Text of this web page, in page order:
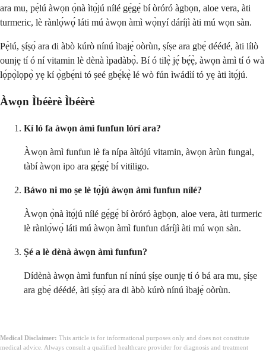
ara mu, pẹ̀lú àwọn ọ̀nà ìtọ́jú nílé gẹ́gẹ́ bí òróró àgbọn, aloe vera, àti
turmeric, lè rànlọ́wọ́ láti mú àwọn àmì wọ̀nyí dáríjì àti mú wọn sàn.
Pẹ̀lú, ṣíṣọ́ ara di àbò kúrò nínú ìbajẹ́ oòrùn, ṣíṣe ara gbẹ́ déédé, àti lílò
ounjẹ tí ó ní vitamin lè dènà ìpadàbọ̀. Bí ó tilẹ̀ jẹ́ bẹ́ẹ̀, àwọn àmì tí ó wà
lọ́pọ̀lọpọ̀ yẹ kí ọ̀gbẹ́ni tó ṣeé gbẹ́kẹ̀ lé wò fún ìwádìí tó yẹ àti ìtọ́jú.
Àwọn Ìbéèrè Ìbéèrè
Kí ló fa àwọn àmì funfun lórí ara?
Àwọn àmì funfun lè fa nípa àìtójú vitamin, àwọn àrùn fungal,
tàbí àwọn ipo ara gẹ́gẹ́ bí vitiligo.
Báwo ni mo ṣe lè tọ́jú àwọn àmì funfun nílé?
Àwọn ọ̀nà ìtọ́jú nílé gẹ́gẹ́ bí òróró àgbọn, aloe vera, àti turmeric
lè rànlọ́wọ́ láti mú àwọn àmì funfun dáríjì àti mú wọn sàn.
Ṣé a lè dènà àwọn àmì funfun?
Dídènà àwọn àmì funfun ní nínú ṣíṣe ounjẹ tí ó bá ara mu, ṣíṣe
ara gbẹ́ déédé, àti ṣíṣọ́ ara di àbò kúrò nínú ìbajẹ́ oòrùn.
Medical Disclaimer: This article is for informational purposes only and does not constitute
medical advice. Always consult a qualified healthcare provider for diagnosis and treatment